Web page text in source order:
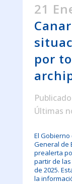
21
por
Últimas
El
General de
prealerta
partir de las
de 2025.
la